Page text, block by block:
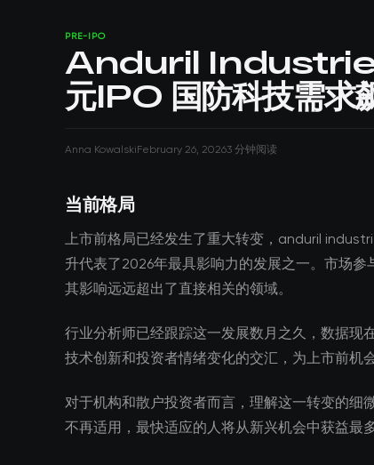
PRE-IPO
Anduril
元IPO 国防科技需求
Anna KowalskiFebruary 26, 20263 分钟阅读
当前格局
上市前格局已经发生了重大转变，anduril
升代表了2026年最具影响力的发展之一。市场
其影响远远超出了直接相关的领域。
行业分析师已经跟踪这一发展数月之久，数据现
技术创新和投资者情绪变化的交汇，为上市前机
对于机构和散户投资者而言，理解这一转变的细
不再适用，最快适应的人将从新兴机会中获益最多